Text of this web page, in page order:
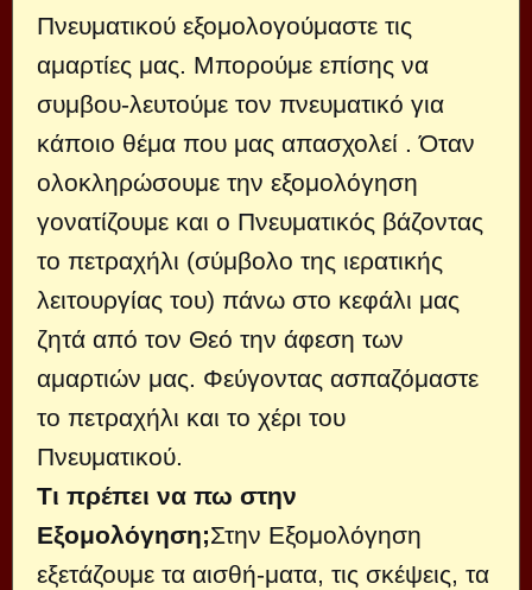
Πνευματικού εξομολογούμαστε τις
αμαρτίες μας. Μπορούμε επίσης να
συμβου-λευτούμε τον πνευματικό για
κάποιο θέμα που μας απασχολεί . Όταν
ολοκληρώσουμε την εξομολόγηση
γονατίζουμε και ο Πνευματικός βάζοντας
το πετραχήλι (σύμβολο της ιερατικής
λειτουργίας του) πάνω στο κεφάλι μας
ζητά από τον Θεό την άφεση των
αμαρτιών μας. Φεύγοντας ασπαζόμαστε
το πετραχήλι και το χέρι του
Πνευματικού.
Τι πρέπει να πω στην
Εξομολόγηση;Στην Εξομολόγηση
εξετάζουμε τα αισθή-ματα, τις σκέψεις, τα